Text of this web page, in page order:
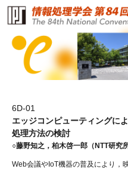
6D-01
エッジコンピューティングに
処理方法の検討
○藤野知之，柏木啓一郎（NTT研究
Web会議やIoT機器の普及により，